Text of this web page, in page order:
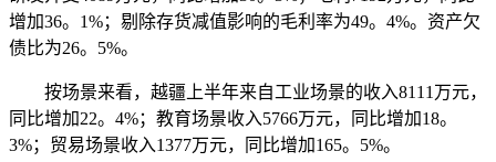
增加36。1%；剔除存货减值影响的毛利率为49。4%。资产欠
债比为26。5%。
按场景来看，越疆上半年来自工业场景的收入8111万元，
同比增加22。4%；教育场景收入5766万元，同比增加18。
3%；贸易场景收入1377万元，同比增加165。5%。